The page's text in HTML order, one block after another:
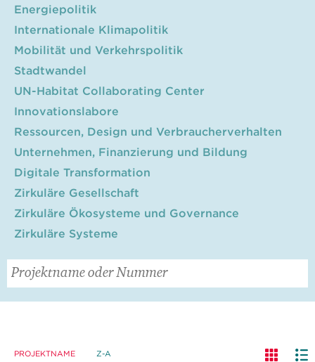
Energiepolitik
Internationale Klimapolitik
Mobilität und Verkehrspolitik
Stadtwandel
UN-Habitat Collaborating Center
Innovationslabore
Ressourcen, Design und Verbraucherverhalten
Unternehmen, Finanzierung und Bildung
Digitale Transformation
Zirkuläre Gesellschaft
Zirkuläre Ökosysteme und Governance
Zirkuläre Systeme
PROJEKTNAME Z-A